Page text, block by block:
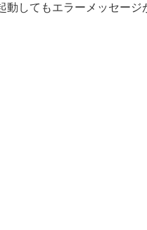
動してもエラーメッセー